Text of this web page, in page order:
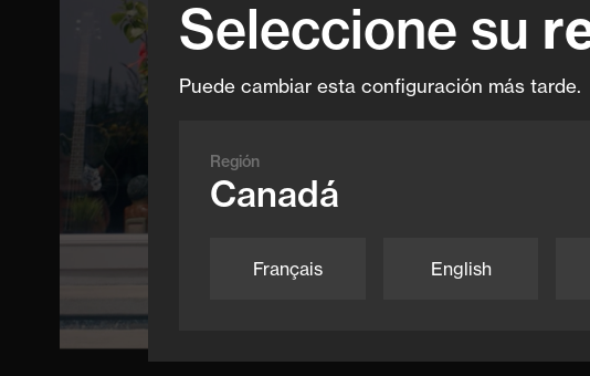
Seleccione su
Puede cambiar esta configuración más tarde.
Región
Canadá
Français English